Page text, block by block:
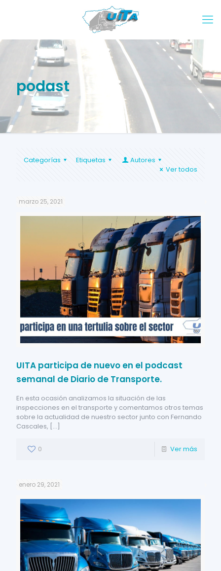
podast
Categorías Etiquetas
Autores
Ver todos
marzo 25, 2021
UITA participa de nuevo en el podcast
semanal de Diario de Transporte.
En esta ocasión analizamos la situación de las
inspecciones en el transporte y comentamos otros temas
sobre la actualidad de nuestro sector junto con Fernando
Cascales, […]
0 Ver más
enero 29, 2021